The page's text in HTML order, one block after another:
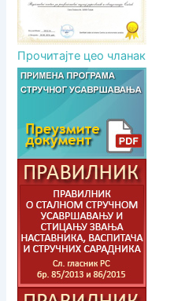
Прочитајте цео чланак